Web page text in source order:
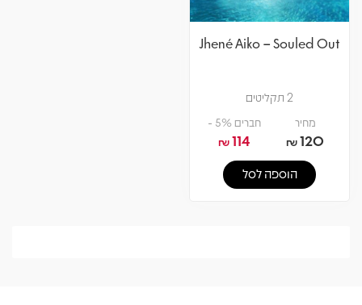
Jhené Aiko – Souled Out
2 תקליטים
מחיר
120
₪
חברים 5% -
114
₪
הוספה לסל